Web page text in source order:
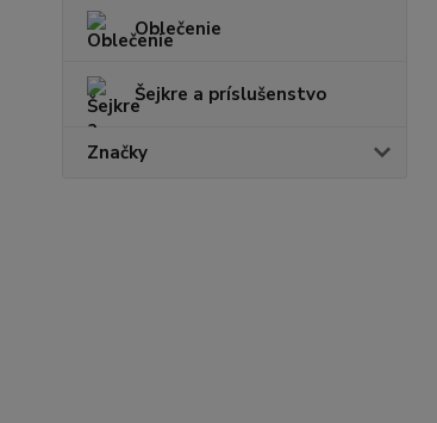
Oblečenie
Šejkre a príslušenstvo
Značky